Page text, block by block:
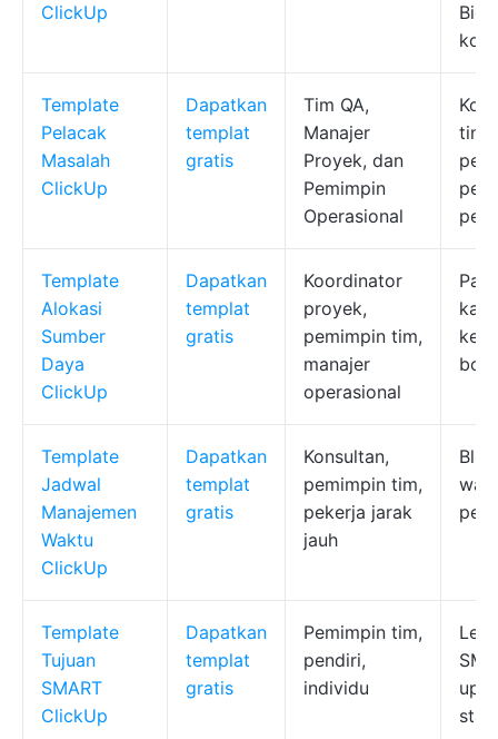
ClickUp
Template
Pelacak
Masalah
ClickUp
Dapatkan
templat
gratis
Tim QA,
Manajer
Proyek, dan
Pemimpin
Operasional
Template
Alokasi
Sumber
Daya
ClickUp
Dapatkan
templat
gratis
Koordinator
proyek,
pemimpin tim,
manajer
operasional
Template
Jadwal
Manajemen
Waktu
ClickUp
Dapatkan
templat
gratis
Konsultan,
pemimpin tim,
pekerja jarak
jauh
Template
Tujuan
SMART
ClickUp
Dapatkan
templat
gratis
Pemimpin tim,
pendiri,
individu